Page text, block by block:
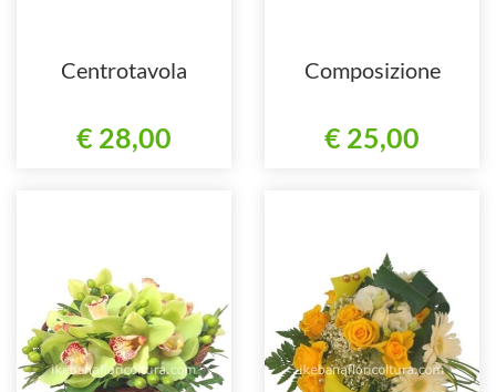
Centrotavola
€ 28,00
Composizione
€ 25,00